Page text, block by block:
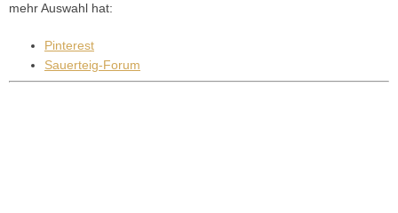
mehr Auswahl hat:
Pinterest
Sauerteig-Forum